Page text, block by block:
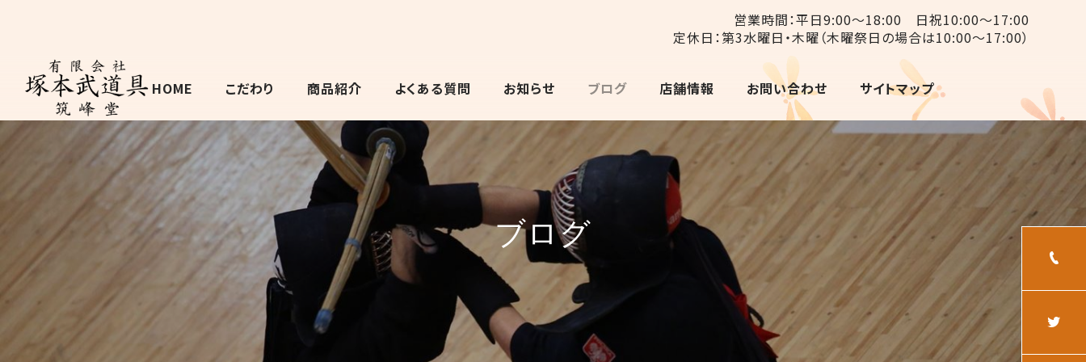
営業時間：平日9:00〜18:00 日祝10:00〜17:00
定休日：第3水曜日・木曜（木曜祭日の場合は10:00〜17:00）
HOME こだわり 商品紹介 よくある質問 お知らせ ブログ 店舗情報 お問い合わせ サイトマップ
ブログ